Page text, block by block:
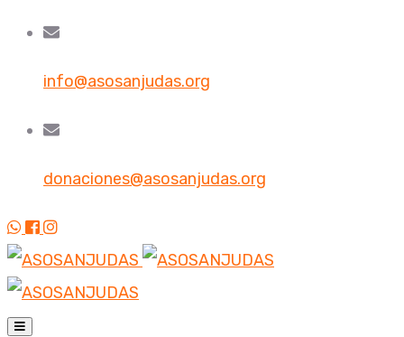
info@asosanjudas.org
donaciones@asosanjudas.org